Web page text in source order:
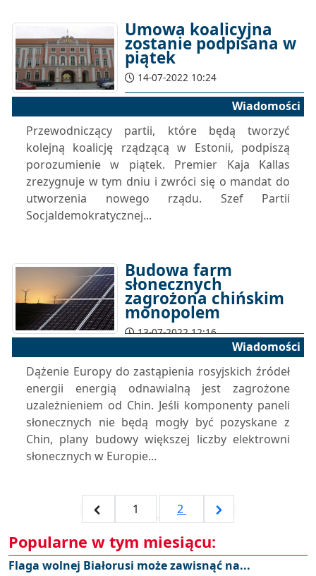
Umowa koalicyjna
zostanie podpisana w
piątek
14-07-2022 10:24
Wiadomości
Przewodniczący partii, które będą tworzyć
kolejną koalicję rządzącą w Estonii, podpiszą
porozumienie w piątek. Premier Kaja Kallas
zrezygnuje w tym dniu i zwróci się o mandat do
utworzenia nowego rządu. Szef Partii
Socjaldemokratycznej...
Budowa farm
słonecznych
zagrożona chińskim
monopolem
13-07-2022 12:16
Wiadomości
Dążenie Europy do zastąpienia rosyjskich źródeł
energii energią odnawialną jest zagrożone
uzależnieniem od Chin. Jeśli komponenty paneli
słonecznych nie będą mogły być pozyskane z
Chin, plany budowy większej liczby elektrowni
słonecznych w Europie...
1 2
Popularne w tym miesiącu:
Flaga wolnej Białorusi może zawisnąć na...